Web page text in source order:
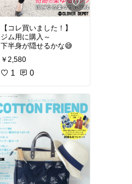
【コレ買いました！】
ジム用に購入～
下半身が隠せるかな😅
￥2,580
1 0